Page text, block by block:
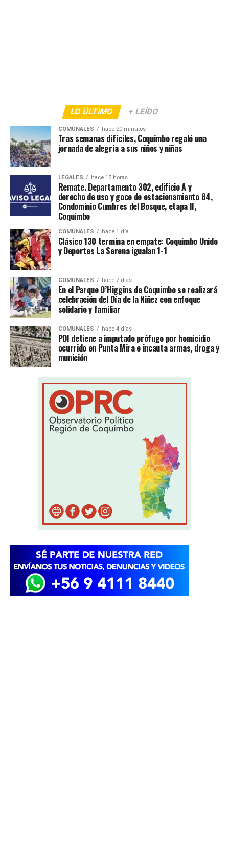
LO ÚLTIMO + LEÍDO
COMUNALES hace 20 minutos
Tras semanas difíciles, Coquimbo regaló una
jornada de alegría a sus niños y niñas
LEGALES hace 15 horas
Remate. Departamento 302, edificio A y
derecho de uso y goce de estacionamiento 84,
Condominio Cumbres del Bosque, etapa II,
Coquimbo
COMUNALES hace 1 día
Clásico 130 termina en empate: Coquimbo Unido
y Deportes La Serena igualan 1-1
COMUNALES hace 2 días
En el Parque O’Higgins de Coquimbo se realizará
celebración del Día de la Niñez con enfoque
solidario y familiar
COMUNALES hace 4 días
PDI detiene a imputado prófugo por homicidio
ocurrido en Punta Mira e incauta armas, droga y
munición